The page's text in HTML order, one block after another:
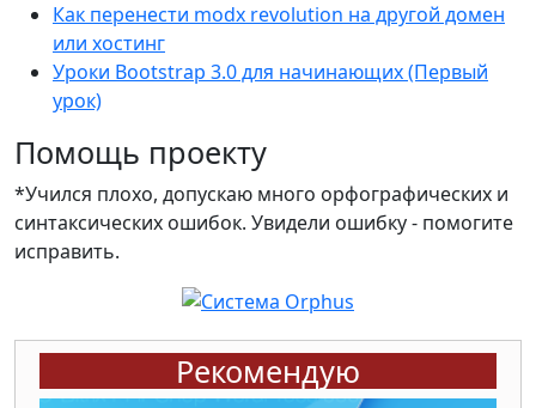
Как перенести modx revolution на другой домен
или хостинг
Уроки Bootstrap 3.0 для начинающих (Первый
урок)
Помощь проекту
*Учился плохо, допускаю много орфографических и
синтаксических ошибок. Увидели ошибку - помогите
исправить.
Рекомендую